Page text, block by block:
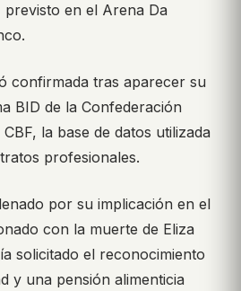
en el Arena Da
confirmada tras aparecer su
BID de la Confederación
la base de datos utilizada
profesionales.
por su implicación en el
con la muerte de Eliza
solicitado el reconocimiento
y una pensión alimenticia